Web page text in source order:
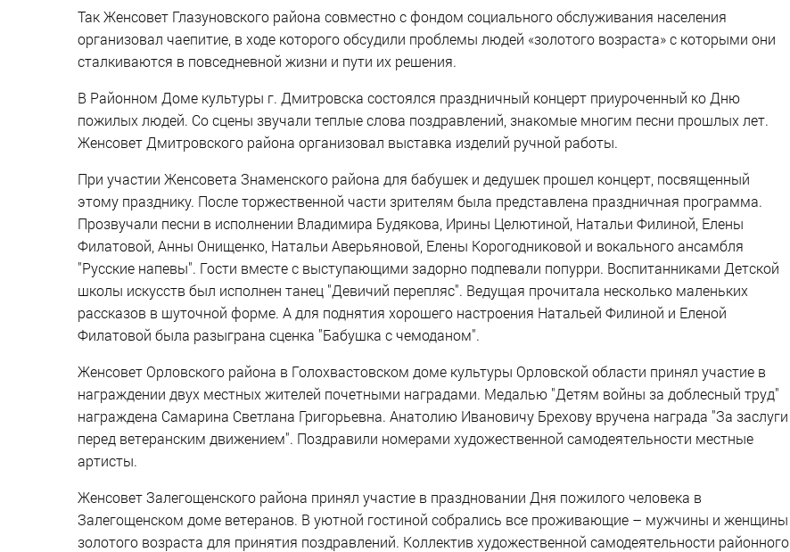
Так Женсовет Глазуновского района совместно с фондом социального обслуживания населения
организовал чаепитие, в ходе которого обсудили проблемы людей «золотого возраста» с которыми они
сталкиваются в повседневной жизни и пути их решения.
В Районном Доме культуры г. Дмитровска состоялся праздничный концерт приуроченный ко Дню
пожилых людей. Со сцены звучали теплые слова поздравлений, знакомые многим песни прошлых лет.
Женсовет Дмитровского района организовал выставка изделий ручной работы.
При участии Женсовета Знаменского района для бабушек и дедушек прошел концерт, посвященный
этому празднику. После торжественной части зрителям была представлена праздничная программа.
Прозвучали песни в исполнении Владимира Будякова, Ирины Целютиной, Натальи Филиной, Елены
Филатовой, Анны Онищенко, Натальи Аверьяновой, Елены Корогодниковой и вокального ансамбля
"Русские напевы". Гости вместе с выступающими задорно подпевали попурри. Воспитанниками Детской
школы искусств был исполнен танец "Девичий перепляс". Ведущая прочитала несколько маленьких
рассказов в шуточной форме. А для поднятия хорошего настроения Натальей Филиной и Еленой
Филатовой была разыграна сценка "Бабушка с чемоданом".
Женсовет Орловского района в Голохвастовском доме культуры Орловской области принял участие в
награждении двух местных жителей почетными наградами. Медалью "Детям войны за доблесный труд"
награждена Самарина Светлана Григорьевна. Анатолию Ивановичу Брехову вручена награда "За заслуги
перед ветеранским движением". Поздравили номерами художественной самодеятельности местные
артисты.
Женсовет Залегощенского района принял участие в праздновании Дня пожилого человека в
Залегощенском доме ветеранов. В уютной гостиной собрались все проживающие – мужчины и женщины
золотого возраста для принятия поздравлений. Коллектив художественной самодеятельности районного